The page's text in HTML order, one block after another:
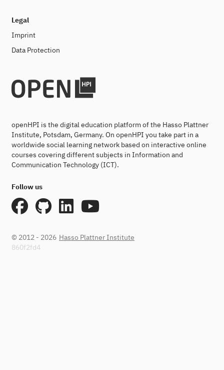
Legal
Imprint
Data Protection
openHPI is the digital education platform of the Hasso Plattner
Institute, Potsdam, Germany. On openHPI you take part in a
worldwide social learning network based on interactive online
courses covering different subjects in Information and
Communication Technology (ICT).
Follow us
© 2012 - 2026 Hasso Plattner Institute
860f2fd4